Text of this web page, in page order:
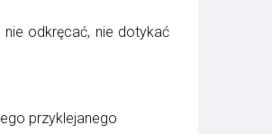
odkręcać, nie dotykać
przyklejanego